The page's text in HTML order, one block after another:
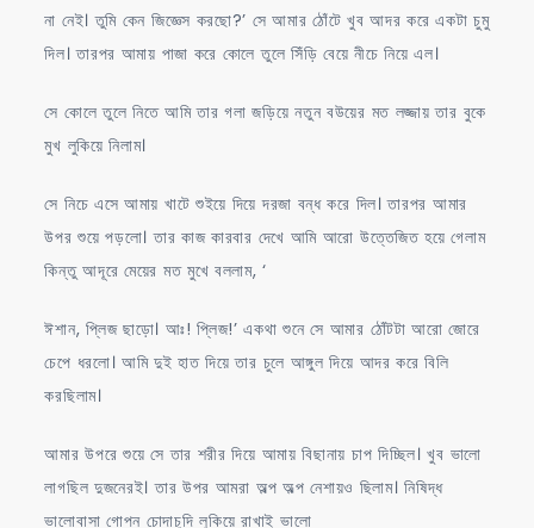
না নেই। তুমি কেন জিজ্ঞেস করছো?’ সে আমার ঠোঁটে খুব আদর করে একটা চুমু
দিল। তারপর আমায় পাজা করে কোলে তুলে সিঁড়ি বেয়ে নীচে নিয়ে এল।
সে কোলে তুলে নিতে আমি তার গলা জড়িয়ে নতুন বউয়ের মত লজ্জায় তার বুকে
মুখ লুকিয়ে নিলাম।
সে নিচে এসে আমায় খাটে শুইয়ে দিয়ে দরজা বন্ধ করে দিল। তারপর আমার
উপর শুয়ে পড়লো। তার কাজ কারবার দেখে আমি আরো উত্তেজিত হয়ে গেলাম
কিন্তু আদূরে মেয়ের মত মুখে বললাম, ‘
ঈশান, প্লিজ ছাড়ো। আঃ! প্লিজ!’ একথা শুনে সে আমার ঠোঁটটা আরো জোরে
চেপে ধরলো। আমি দুই হাত দিয়ে তার চুলে আঙ্গুল দিয়ে আদর করে বিলি
করছিলাম।
আমার উপরে শুয়ে সে তার শরীর দিয়ে আমায় বিছানায় চাপ দিচ্ছিল। খুব ভালো
লাগছিল দুজনেরই। তার উপর আমরা অল্প অল্প নেশায়ও ছিলাম। নিষিদ্ধ
ভালোবাসা গোপন চোদাচুদি লুকিয়ে রাখাই ভালো